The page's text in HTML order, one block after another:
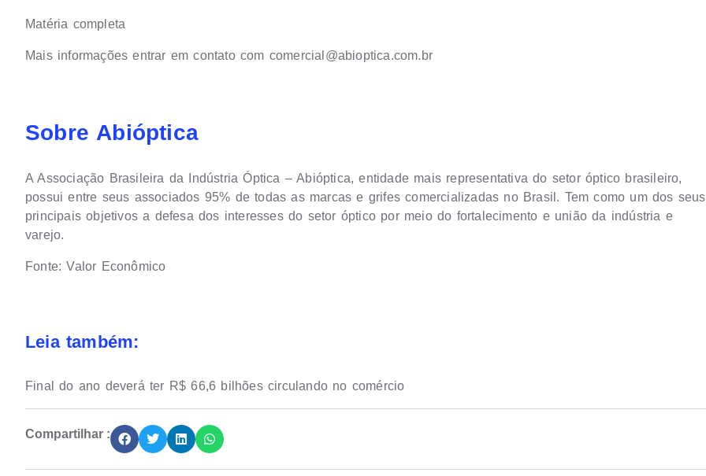
Matéria completa
Mais informações entrar em contato com comercial@abioptica.com.br
Sobre Abióptica
A Associação Brasileira da Indústria Óptica – Abióptica, entidade mais representativa do setor óptico brasileiro,
possui entre seus associados 95% de todas as marcas e grifes comercializadas no Brasil. Tem como um dos seus
principais objetivos a defesa dos interesses do setor óptico por meio do fortalecimento e união da indústria e
varejo.
Fonte: Valor Econômico
Leia também:
Final do ano deverá ter R$ 66,6 bilhões circulando no comércio
Compartilhar :